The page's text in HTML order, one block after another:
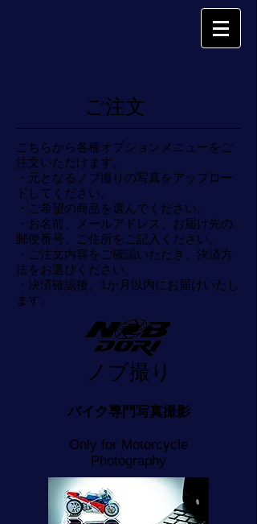
ご注文
こちらから各種オプションメニューをご
注文いただけます。
・元となるノブ撮りの写真をアップロー
ドしてください。
・ご希望の商品を選んでください。
​・ お名前、メールアドレス、お届け先の
郵便番号、ご住所をご記入ください。
・ご注文内容をご確認いただき、決済方
法をお選びください。
​・決済確認後、1か月以内にお届けいたし
ます。
ノブ撮り
​バイク専門写真撮影
Only for Motorcycle
Photography